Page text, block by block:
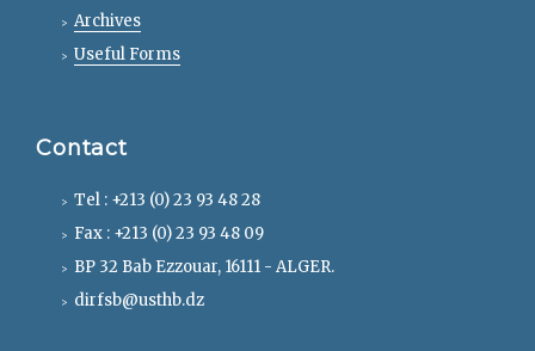
Archives
Useful Forms
Contact
Tel : +213 (0) 23 93 48 28
Fax : +213 (0) 23 93 48 09
BP 32 Bab Ezzouar, 16111 - ALGER.
dirfsb@usthb.dz